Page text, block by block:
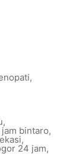
,
,
bintaro,
,
24 jam,